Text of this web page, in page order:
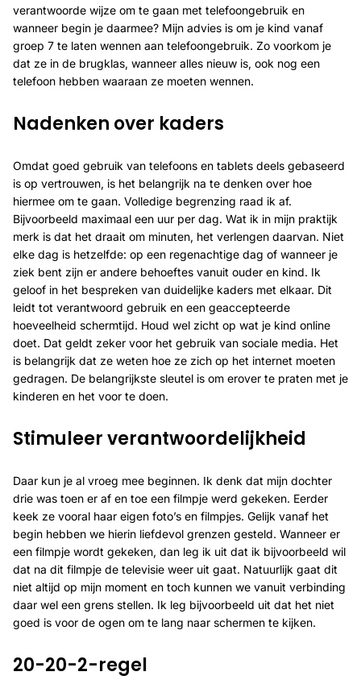
verantwoorde wijze om te gaan met telefoongebruik en
wanneer begin je daarmee? Mijn advies is om je kind vanaf
groep 7 te laten wennen aan telefoongebruik. Zo voorkom je
dat ze in de brugklas, wanneer alles nieuw is, ook nog een
telefoon hebben waaraan ze moeten wennen.
Nadenken over kaders
Omdat goed gebruik van telefoons en tablets deels gebaseerd
is op vertrouwen, is het belangrijk na te denken over hoe
hiermee om te gaan. Volledige begrenzing raad ik af.
Bijvoorbeeld maximaal een uur per dag. Wat ik in mijn praktijk
merk is dat het draait om minuten, het verlengen daarvan. Niet
elke dag is hetzelfde: op een regenachtige dag of wanneer je
ziek bent zijn er andere behoeftes vanuit ouder en kind. Ik
geloof in het bespreken van duidelijke kaders met elkaar. Dit
leidt tot verantwoord gebruik en een geaccepteerde
hoeveelheid schermtijd. Houd wel zicht op wat je kind online
doet. Dat geldt zeker voor het gebruik van sociale media. Het
is belangrijk dat ze weten hoe ze zich op het internet moeten
gedragen. De belangrijkste sleutel is om erover te praten met je
kinderen en het voor te doen.
Stimuleer verantwoordelijkheid
Daar kun je al vroeg mee beginnen. Ik denk dat mijn dochter
drie was toen er af en toe een filmpje werd gekeken. Eerder
keek ze vooral haar eigen foto’s en filmpjes. Gelijk vanaf het
begin hebben we hierin liefdevol grenzen gesteld. Wanneer er
een filmpje wordt gekeken, dan leg ik uit dat ik bijvoorbeeld wil
dat na dit filmpje de televisie weer uit gaat. Natuurlijk gaat dit
niet altijd op mijn moment en toch kunnen we vanuit verbinding
daar wel een grens stellen. Ik leg bijvoorbeeld uit dat het niet
goed is voor de ogen om te lang naar schermen te kijken.
20-20-2-regel